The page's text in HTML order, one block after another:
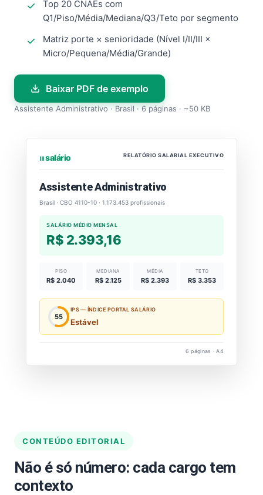
Top 20 CNAEs com
Q1/Piso/Média/Mediana/Q3/Teto por segmento
Matriz porte × senioridade (Nível I/II/III ×
Micro/Pequena/Média/Grande)
Baixar PDF de exemplo
Assistente Administrativo · Brasil · 6 páginas · ~50 KB
⏐⏐⏐ salário RELATÓRIO SALARIAL EXECUTIVO
Assistente Administrativo
Brasil · CBO 4110-10 · 1.173.453 profissionais
SALÁRIO MÉDIO MENSAL
R$ 2.393,16
PISO
R$ 2.040
MEDIANA
R$ 2.125
MÉDIA
R$ 2.393
TETO
R$ 3.353
55
IPS — ÍNDICE PORTAL SALÁRIO
Estável
6 páginas · A4
CONTEÚDO EDITORIAL
Não é só número: cada cargo tem
contexto